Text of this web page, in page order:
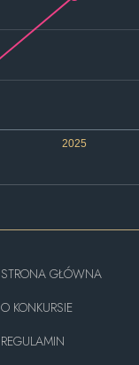
2025
STRONA GŁÓWNA
O KONKURSIE
REGULAMIN